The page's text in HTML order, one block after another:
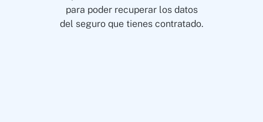
para poder recuperar los datos
del seguro que tienes contratado.